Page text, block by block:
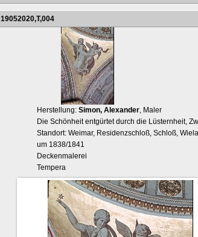
19052020,T,004
Herstellung: Simon, Alexander, Maler
Die Schönheit entgürtet durch die Lüsternheit,
Standort: Weimar, Residenzschloß, Schloß,
um 1838/1841
Deckenmalerei
Tempera